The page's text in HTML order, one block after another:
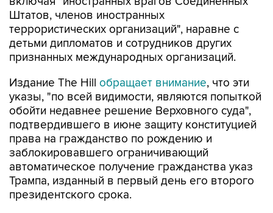
Штатов, членов иностранных
террористических организаций", наравне с
детьми дипломатов и сотрудников других
признанных международных организаций.
Издание The Hill обращает внимание, что эти
указы, "по всей видимости, являются попыткой
обойти недавнее решение Верховного суда",
подтвердившего в июне защиту конституцией
права на гражданство по рождению и
заблокировавшего ограничивающий
автоматическое получение гражданства указ
Трампа, изданный в первый день его второго
президентского срока.